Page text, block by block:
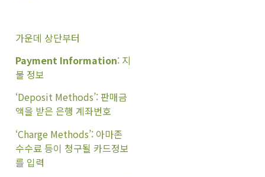
가운데 상단부터
Payment Information: 지
불 정보
‘Deposit Methods’: 판매금
액을 받은 은행 계좌번호
‘Charge Methods’: 아마존
수수료 등이 청구될 카드정보
를 입력